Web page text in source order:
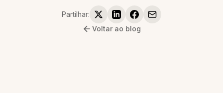
Partilhar:
Voltar ao blog